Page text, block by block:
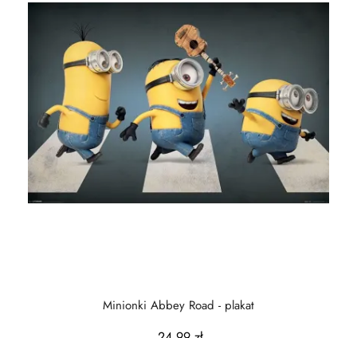
Minionki Abbey Road - plakat